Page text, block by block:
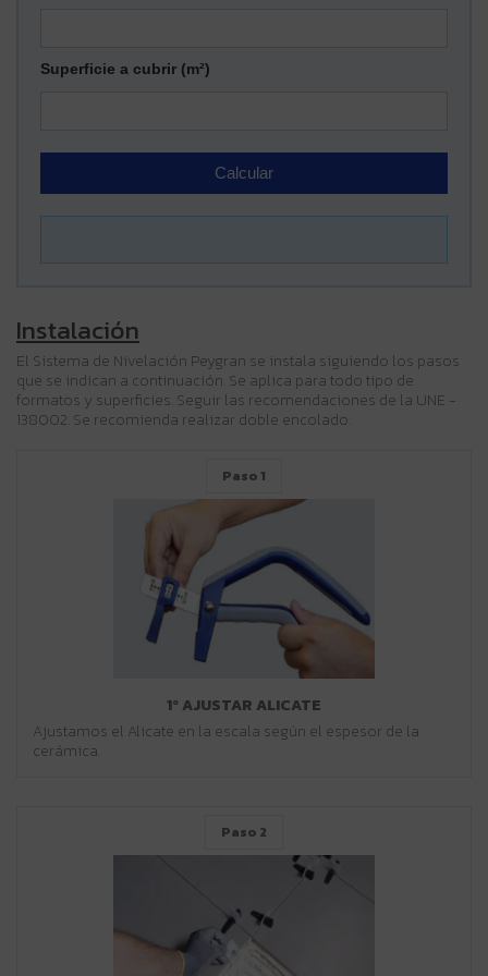
Superficie a cubrir (m²)
Calcular
Instalación
El Sistema de Nivelación Peygran se instala siguiendo los pasos
que se indican a continuación. Se aplica para todo tipo de
formatos y superficies. Seguir las recomendaciones de la UNE -
138002. Se recomienda realizar doble encolado.
Paso 1
1º AJUSTAR ALICATE
Ajustamos el Alicate en la escala según el espesor de la
cerámica.
Paso 2